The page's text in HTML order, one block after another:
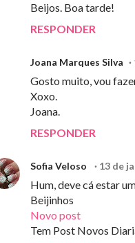
Beijos. Boa tarde!
RESPONDER
Joana Marques Silva
Gosto muito, vou
Xoxo.
Joana.
RESPONDER
Sofia Veloso 13 de
Hum, deve cá estar
Beijinhos
Novo post
Tem Post Novos